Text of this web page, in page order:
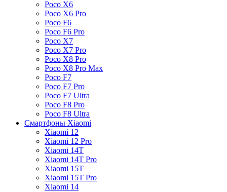
Poco X6
Poco X6 Pro
Poco F6
Poco F6 Pro
Poco X7
Poco X7 Pro
Poco X8 Pro
Poco X8 Pro Max
Poco F7
Poco F7 Pro
Poco F7 Ultra
Poco F8 Pro
Poco F8 Ultra
Смартфоны Xiaomi
Xiaomi 12
Xiaomi 12 Pro
Xiaomi 14T
Xiaomi 14T Pro
Xiaomi 15T
Xiaomi 15T Pro
Xiaomi 14